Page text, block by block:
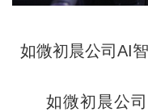
如微初晨公司AI
如微初晨公司